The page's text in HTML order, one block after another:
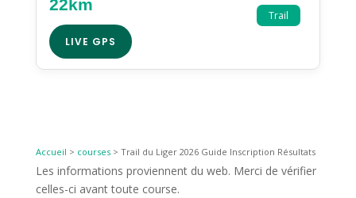
Trail
22km
LIVE GPS
Accueil > courses> Trail du Liger 2026 Guide Inscription Résultats
Les informations proviennent du web. Merci de vérifier
celles-ci avant toute course.